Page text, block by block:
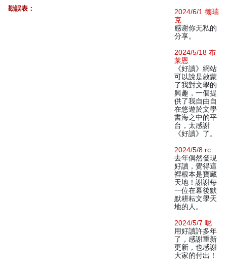
勘誤表：
2024/6/1 德瑞
克
感谢你无私的
分享。
2024/5/18 布
莱恩
《好讀》網站
可以說是啟蒙
了我對文學的
興趣，一個提
供了我自由自
在悠遊於文學
書海之中的平
台，太感謝
《好讀》了。
2024/5/8 rc
去年偶然發現
好讀，覺得這
裡根本是寶藏
天地！謝謝每
一位在幕後默
默耕耘文學天
地的人。
2024/5/7 呢
用好讀許多年
了，感謝重新
更新，也感謝
大家的付出！